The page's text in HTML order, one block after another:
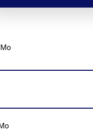
Mo